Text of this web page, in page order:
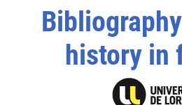
history in